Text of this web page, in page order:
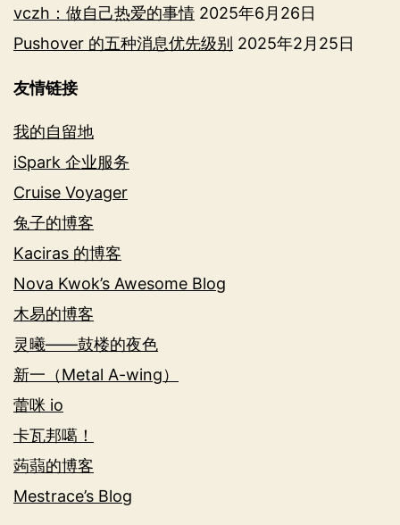
vczh：做自己热爱的事情 2025年6月26日
Pushover 的五种消息优先级别 2025年2月25日
友情链接
我的自留地
iSpark 企业服务
Cruise Voyager
兔子的博客
Kaciras 的博客
Nova Kwok’s Awesome Blog
木易的博客
灵曦——鼓楼的夜色
新一（Metal A-wing）
蕾咪 io
卡瓦邦噶！
蒟蒻的博客
Mestrace’s Blog